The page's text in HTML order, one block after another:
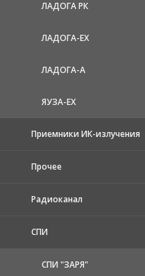
ЛАДОГА РК
ЛАДОГА-EX
ЛАДОГА-А
ЯУЗА-ЕХ
Приемники ИК-излучения
Прочее
Радиоканал
СПИ
СПИ "ЗАРЯ"